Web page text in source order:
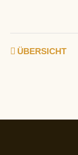
ÜBERSICHT